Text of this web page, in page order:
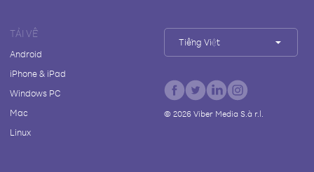
TẢI VỀ
Android
iPhone & iPad
Windows PC
Mac
Linux
Tiếng Việt
© 2026Viber Media S.à r.l.